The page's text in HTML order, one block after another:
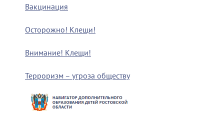
Вакцинация
Осторожно! Клещи!
Внимание! Клещи!
Терроризм – угроза обществу